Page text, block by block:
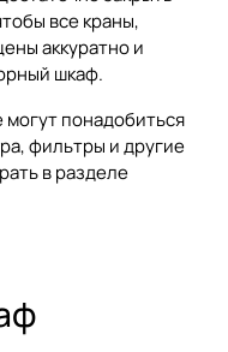
все краны,
аккуратно и
шкаф.
понадобиться
фильтры и другие
в разделе